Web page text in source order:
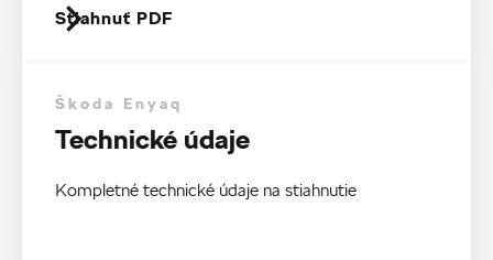
Stiahnuť PDF
Škoda Enyaq
Technické údaje
Kompletné technické údaje na stiahnutie